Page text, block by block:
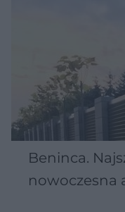
Beninca.
nowoczesna